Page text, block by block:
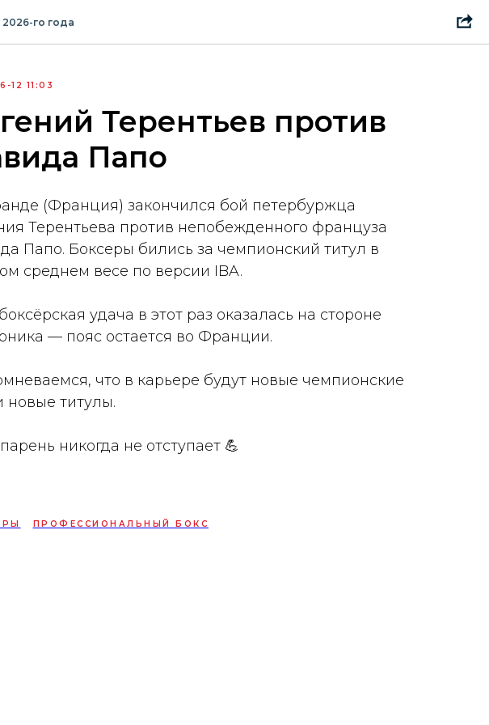
го года
12 11:03
Терентьев против
Папо
(Франция) закончился бой петербуржца
Терентьева против непобежденного француза
Папо. Боксеры бились за чемпионский титул в
среднем весе по версии IBA.
удача в этот раз оказалась на стороне
— пояс остается во Франции.
что в карьере будут новые чемпионские
новые титулы.
никогда не отступает 💪
ПРОФЕССИОНАЛЬНЫЙ БОКС